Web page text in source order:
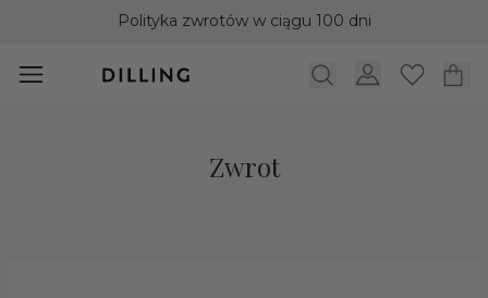
Polityka zwrotów w ciągu 100 dni
Zwrot